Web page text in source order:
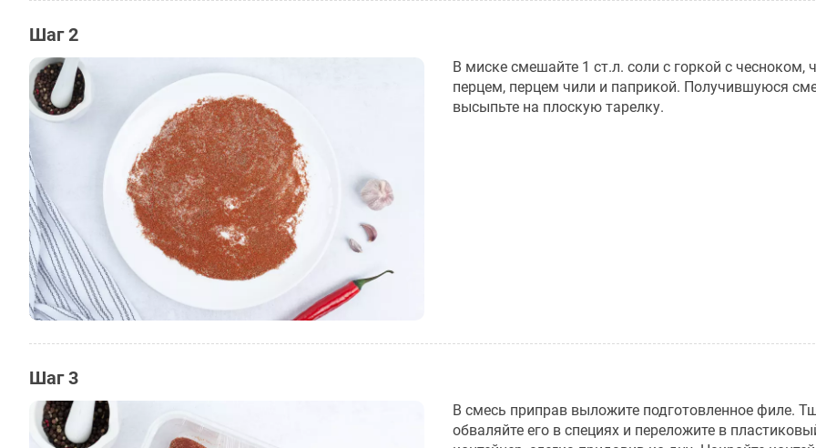
Шаг 2
В миске смешайте 1 ст.л. соли с горкой с чесноком,
перцем, перцем чили и паприкой. Получившуюся
высыпьте на плоскую тарелку.
Шаг 3
В смесь приправ выложите подготовленное филе.
обваляйте его в специях и переложите в